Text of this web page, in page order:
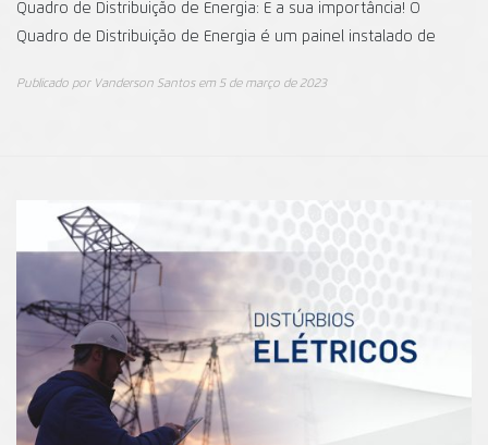
Quadro de Distribuição de Energia: E a sua importância! O
Quadro de Distribuição de Energia é um painel instalado de
Publicado por Vanderson Santosem 5 de março de 2023